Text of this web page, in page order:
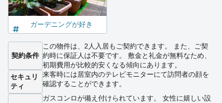
ガーデニングが好き
契約条件
この物件は、2人入居もご契約できます。 また、ご契
約時に保証人は不要です。 敷金と礼金が無料なため、
初期費用が比較的安くなる傾向にあります。
セキュリ
ティ
来客時には居室内のテレビモニターにて訪問者の顔を
確認することができます。
ガスコンロが備え付けられています。 女性に嬉しい設